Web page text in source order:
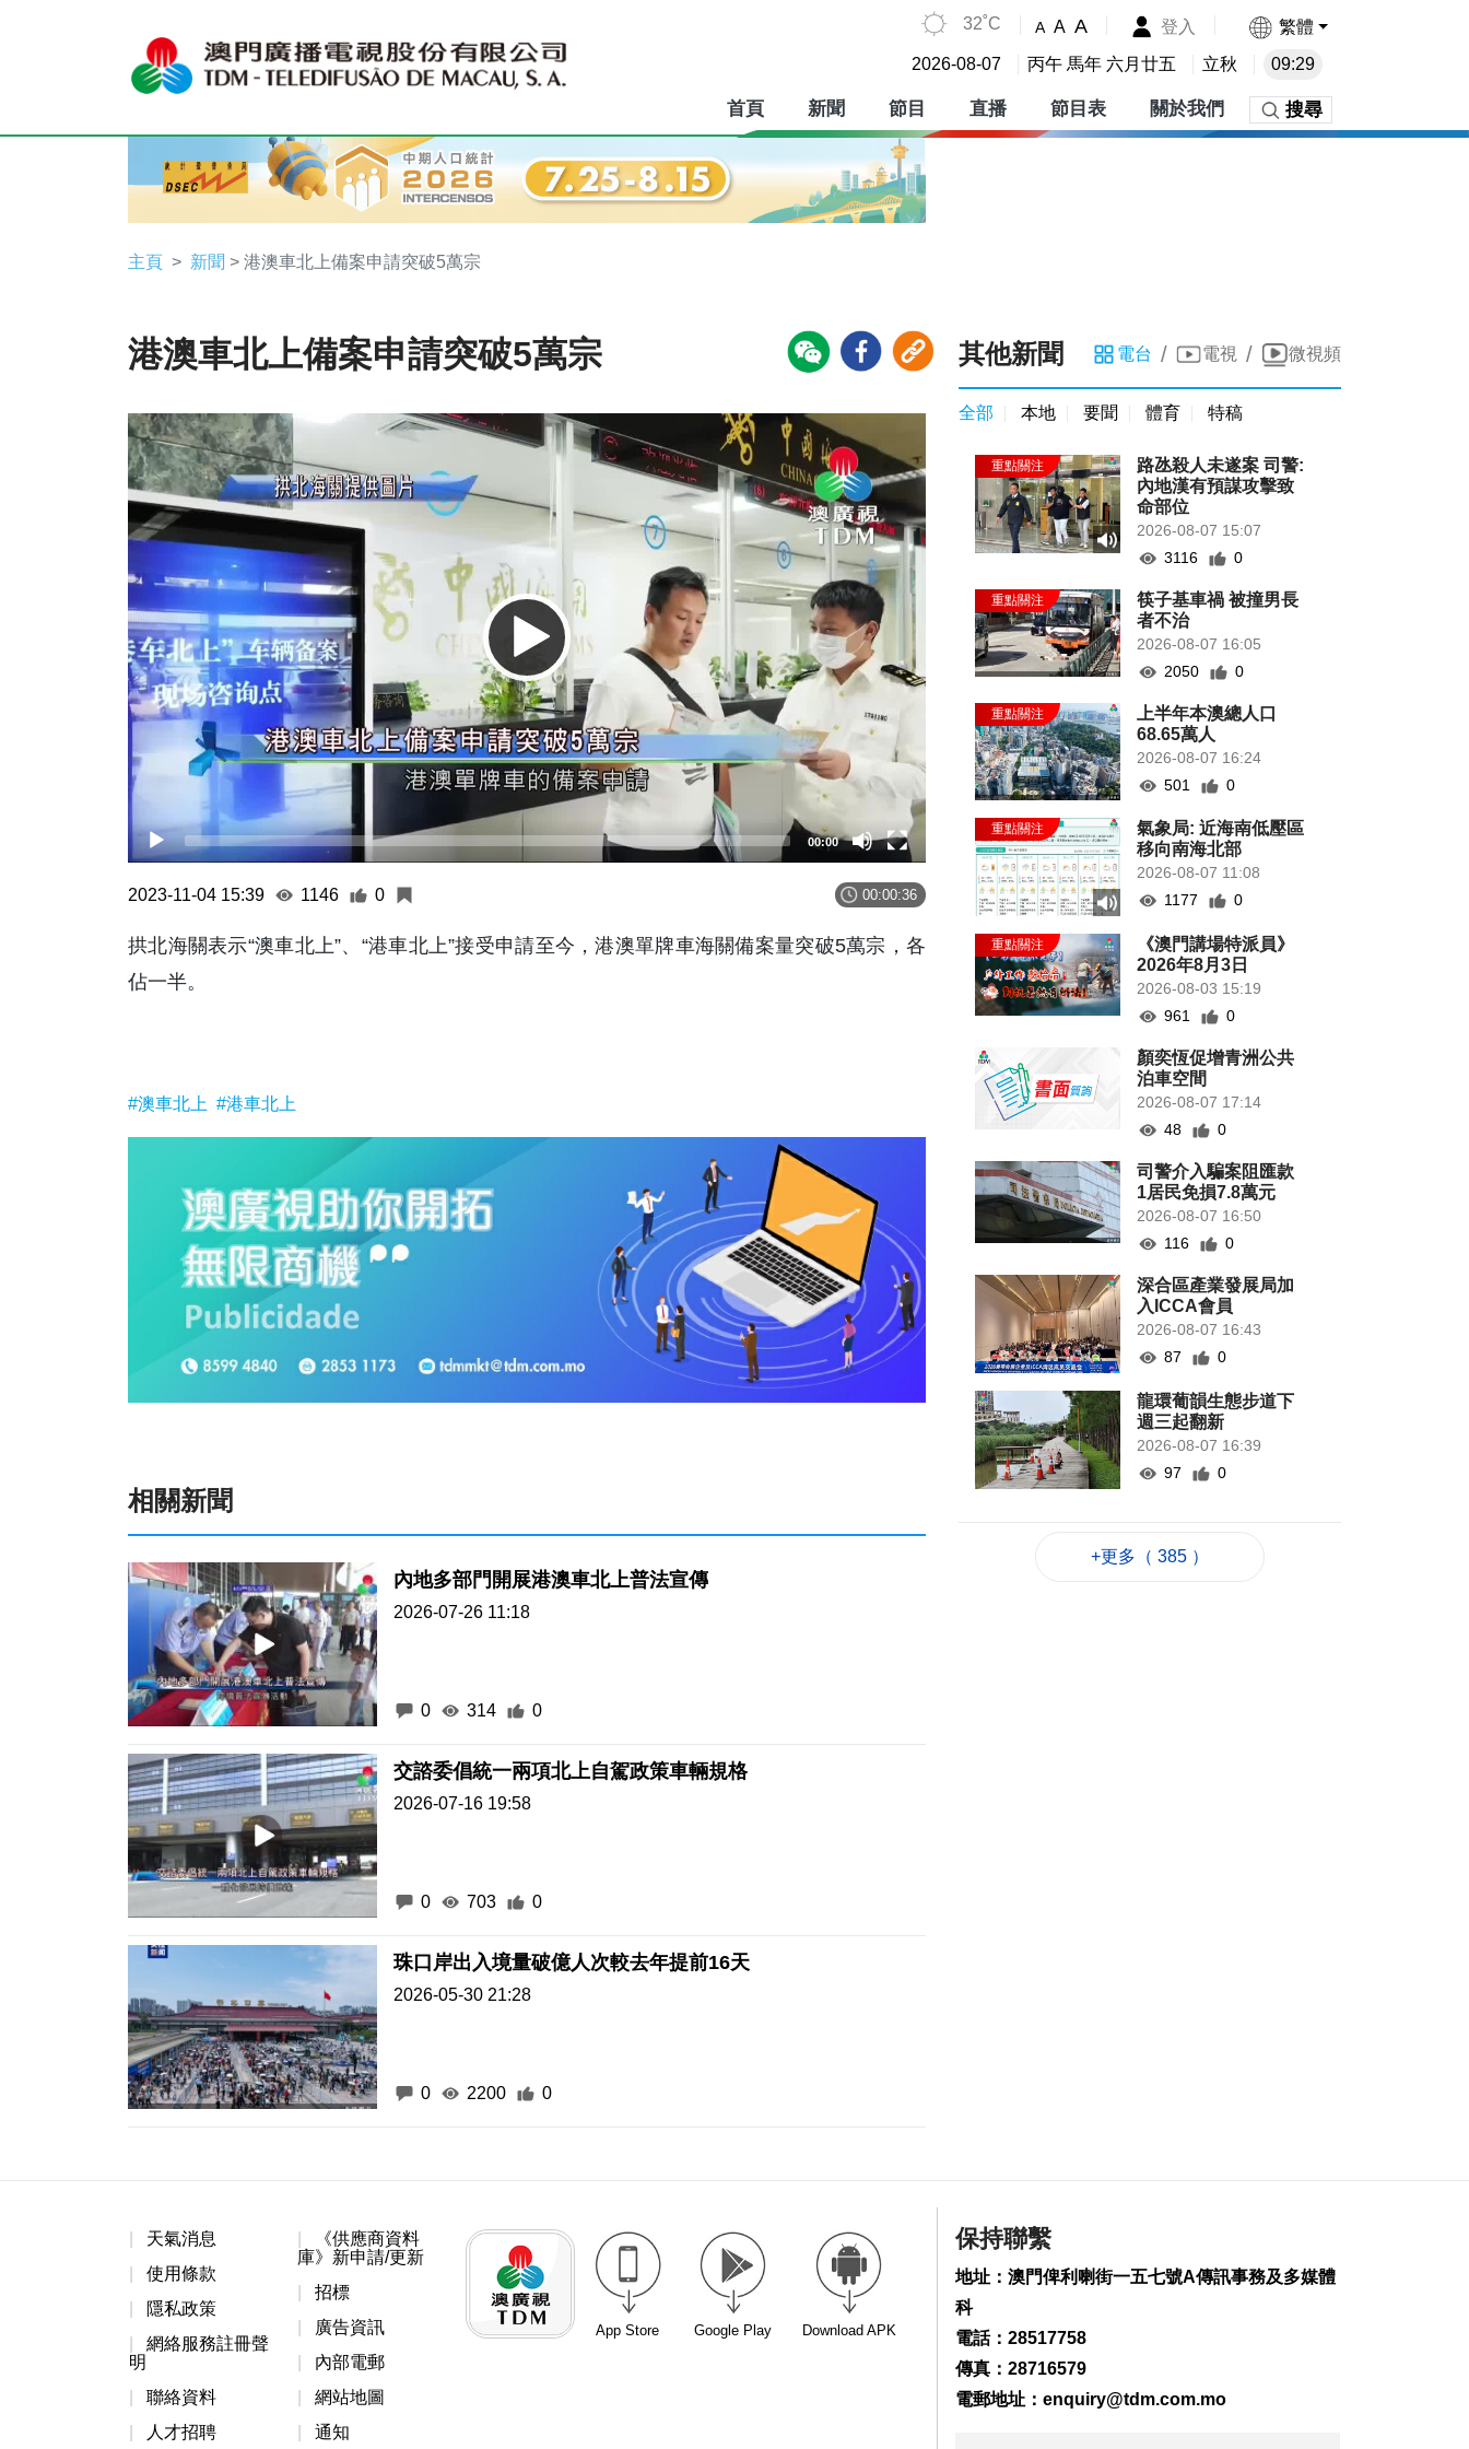
32˚C A A A 登入 繁體
2026-08-07 丙午 馬年 六月廿五 立秋 09:29
首頁 新聞 節目 直播 節目表 關於我們 搜尋
主頁 新聞 > 港澳車北上備案申請突破5萬宗
港澳車北上備案申請突破5萬宗
Video
Player
00:00
2023-11-04 15:39 1146 0 00:00:36
拱北海關表示“澳車北上”、“港車北上”接受申請至今，港澳單牌車海關備案量突破5萬宗，各
佔一半。
#澳車北上 #港車北上
相關新聞
內地多部門開展港澳車北上普法宣傳
2026-07-26 11:18
0 314 0
交諮委倡統一兩項北上自駕政策車輛規格
2026-07-16 19:58
0 703 0
珠口岸出入境量破億人次較去年提前16天
2026-05-30 21:28
0 2200 0
其他新聞 電台 / 電視 / 微視頻
全部 本地 要聞 體育 特稿
路氹殺人未遂案 司警:
內地漢有預謀攻擊致
命部位
2026-08-07 15:07
3116
0
筷子基車禍 被撞男長
者不治
2026-08-07 16:05
2050
0
上半年本澳總人口
68.65萬人
2026-08-07 16:24
501
0
氣象局: 近海南低壓區
移向南海北部
2026-08-07 11:08
1177
0
《澳門講場特派員》
2026年8月3日
2026-08-03 15:19
961
0
顏奕恆促增青洲公共
泊車空間
2026-08-07 17:14
48
0
司警介入騙案阻匯款
1居民免損7.8萬元
2026-08-07 16:50
116
0
深合區產業發展局加
入ICCA會員
2026-08-07 16:43
87
0
龍環葡韻生態步道下
週三起翻新
2026-08-07 16:39
97
0
2026-08-07 16:30
遺下4000港元被捕
2026-08-07 16:07
2026-08-07 15:56
+更多（ 385 ）
天氣消息
使用條款
隱私政策
網絡服務註冊聲
明
聯絡資料
人才招聘
《供應商資料
庫》新申請/更新
招標
廣告資訊
內部電郵
網站地圖
通知
App Store Google Play Download APK
保持聯繫
地址：澳門俾利喇街一五七號A傳訊事務及多媒體
科
電話：28517758
傳真：28716579
電郵地址： enquiry@tdm.com.mo